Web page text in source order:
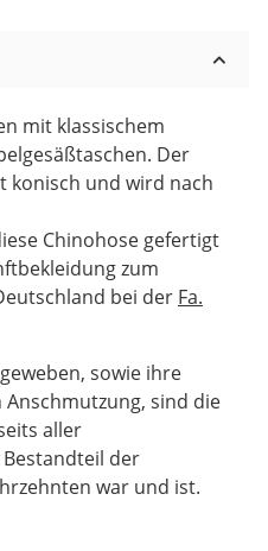
mit klassischem
Der
konisch und wird nach
Chinohose gefertigt
zum
bei der Fa.
sowie ihre
sind die
aller
der
war und ist.